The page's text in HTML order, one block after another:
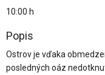
10:00 h
Popis
Ostrov je vďaka
posledných oáz